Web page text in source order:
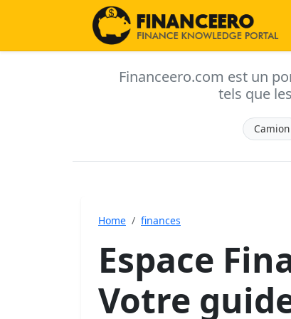
Financeero.com est un
tels que
Camion
Home finances
Espace
Votre